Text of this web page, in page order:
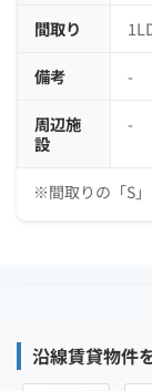
間取り
備考 -
周辺施
設
-
※間取りの「S」
沿線賃貸物件